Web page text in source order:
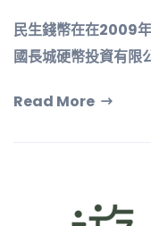
民生錢幣在在2009
國長城硬幣投資有限
Read More